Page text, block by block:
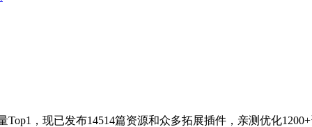
，现已发布14514篇资源和众多拓展插件，亲测优化